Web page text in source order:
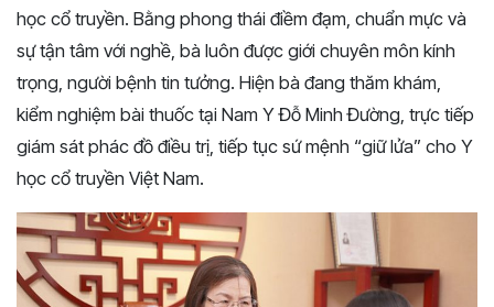
học cổ truyền. Bằng phong thái điềm đạm, chuẩn mực và
sự tận tâm với nghề, bà luôn được giới chuyên môn kính
trọng, người bệnh tin tưởng. Hiện bà đang thăm khám,
kiểm nghiệm bài thuốc tại Nam Y Đỗ Minh Đường, trực tiếp
giám sát phác đồ điều trị, tiếp tục sứ mệnh “giữ lửa” cho Y
học cổ truyền Việt Nam.